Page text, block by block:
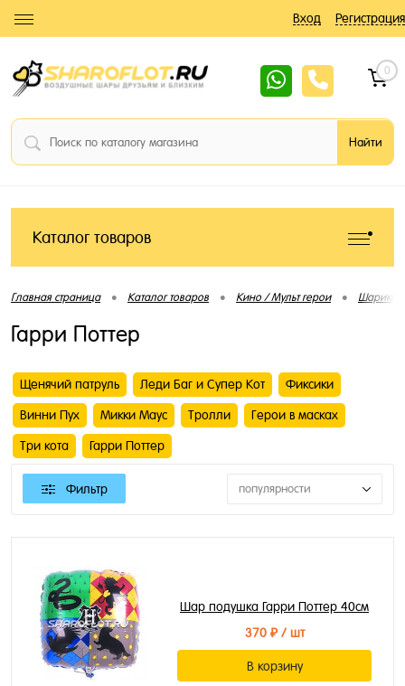
Вход Регистрация
0
Каталог товаров
Главная страница • Каталог товаров • Кино / Мульт герои • Шарики
Гарри Поттер
Щенячий патруль Леди Баг и Супер Кот Фиксики
Винни Пух Микки Маус Тролли Герои в масках
Три кота Гарри Поттер
Фильтр популярности
Шар подушка Гарри Поттер 40см
370 ₽/ шт
В корзину